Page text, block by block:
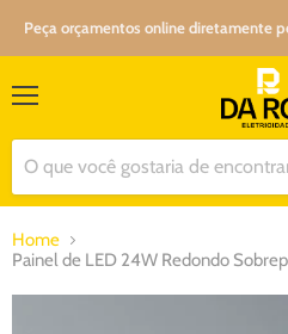
Peça orçamentos online diretamente
Home
Painel de LED 24W Redondo